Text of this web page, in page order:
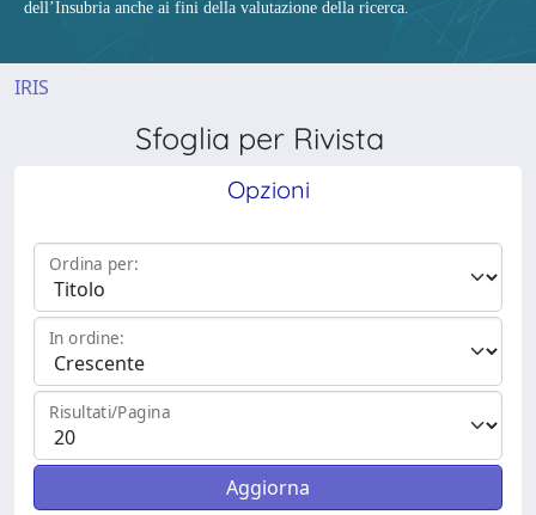
dell’Insubria anche ai fini della valutazione della ricerca.
IRIS
Sfoglia per Rivista
Opzioni
Ordina per:
In ordine:
Risultati/Pagina